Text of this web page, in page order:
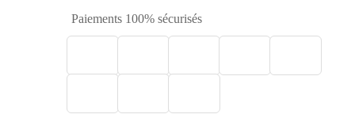
Paiements 100% sécurisés